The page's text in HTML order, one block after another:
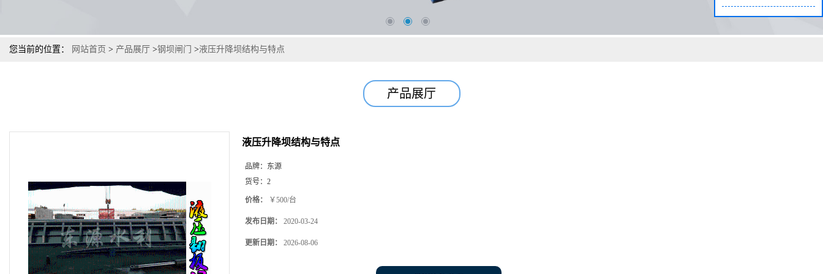
您当前的位置： 网站首页 > 产品展厅 >钢坝闸门 >液压升降坝结构与特点
产品展厅
液压升降坝结构与特点
品牌： 东源
货号： 2
价格： ￥500/台
发布日期： 2020-03-24
更新日期： 2026-08-06